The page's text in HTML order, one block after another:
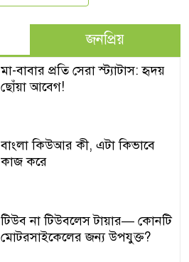
জনপ্রিয়
মা-বাবার প্রতি সেরা স্ট্যাটাস: হৃদয়
ছোঁয়া আবেগ!
বাংলা কিউআর কী, এটা কিভাবে
কাজ করে
টিউব না টিউবলেস টায়ার— কোনটি
মোটরসাইকেলের জন্য উপযুক্ত?